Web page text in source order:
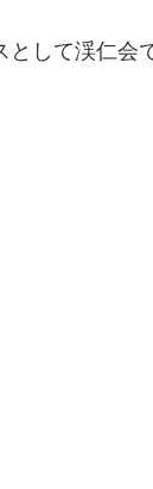
して渓仁会